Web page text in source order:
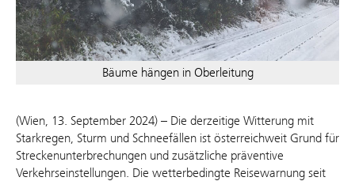
Bäume hängen in Oberleitung
(Wien, 13. September 2024) – Die derzeitige Witterung mit
Starkregen, Sturm und Schneefällen ist österreichweit Grund für
Streckenunterbrechungen und zusätzliche präventive
Verkehrseinstellungen. Die wetterbedingte Reisewarnung seit